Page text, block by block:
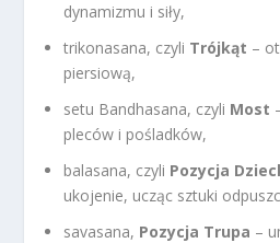
dynamizmu i siły,
trikonasana, czyli Trójkąt –
piersiową,
setu Bandhasana, czyli Most
pleców i pośladków,
balasana, czyli Pozycja
ukojenie, ucząc sztuki
savasana, Pozycja Trupa –